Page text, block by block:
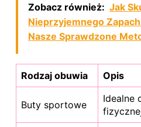
Zobacz również: Jak
Nieprzyjemnego
Nasze Sprawdzone
Rodzaj obuwia Opis
Buty sportowe
Idealne